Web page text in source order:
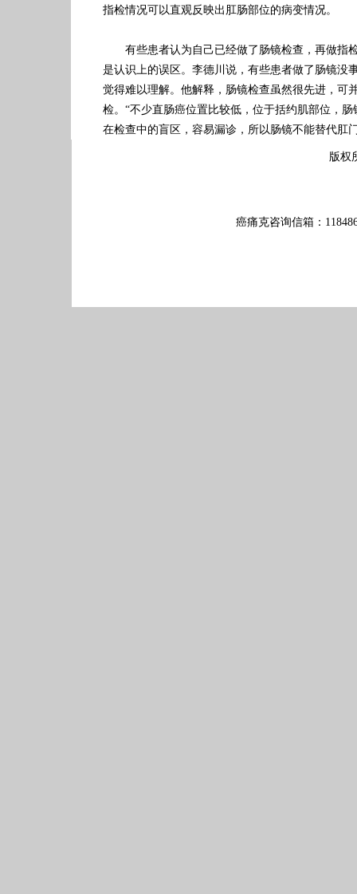
指检情况可以直观反映出肛肠部位的病变情况。
有些患者认为自己已经做了肠镜检查，再做指
是认识上的误区。李德川说，有些患者做了肠镜没
觉得难以理解。他解释，肠镜检查虽然很先进，可
检。“不少直肠癌位置比较低，位于括约肌部位，
在检查中的盲区，容易漏诊，所以肠镜不能替代
版权
癌痛克咨询信箱：